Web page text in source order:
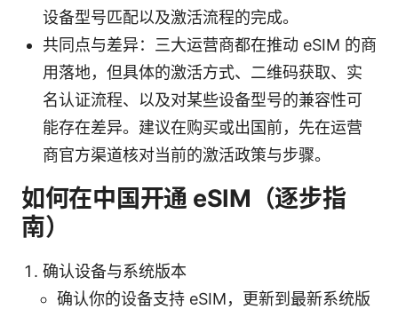
设备型号匹配以及激活流程的完成。
共同点与差异：三大运营商都在推动 eSIM 的商
用落地，但具体的激活方式、二维码获取、实
名认证流程、以及对某些设备型号的兼容性可
能存在差异。建议在购买或出国前，先在运营
商官方渠道核对当前的激活政策与步骤。
如何在中国开通 eSIM（逐步指
南）
确认设备与系统版本
确认你的设备支持 eSIM，更新到最新系统版